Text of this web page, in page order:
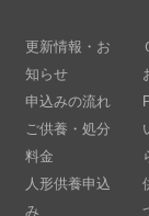
更新情報・お
知らせ
申込みの流れ
ご供養・処分
料金
人形供養申込
み